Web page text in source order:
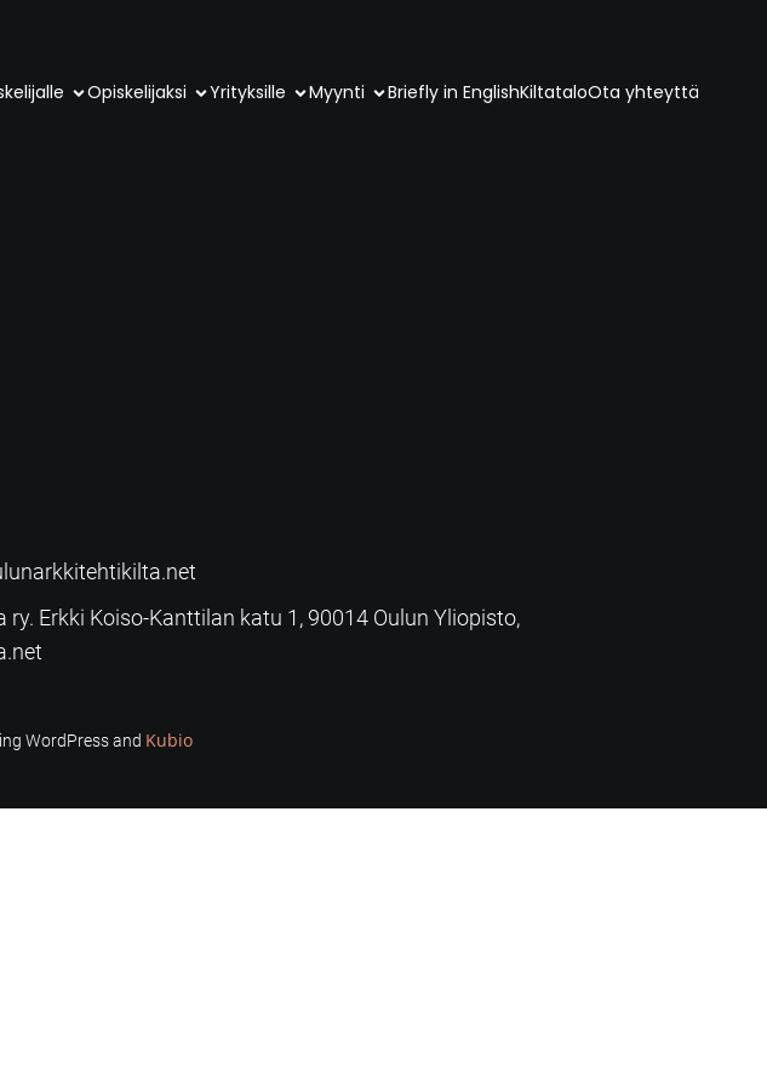
Opiskelijaksi Yrityksille Myynti Briefly in EnglishKiltataloOta yhteyttä
Erkki Koiso-Kanttilan katu 1, 90014 Oulun Yliopisto,
WordPress and Kubio